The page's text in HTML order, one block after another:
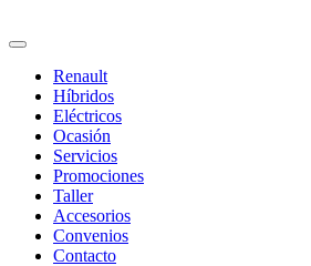
al
Renault
Híbridos
Eléctricos
Ocasión
Servicios
Promociones
Taller
Accesorios
Convenios
Contacto